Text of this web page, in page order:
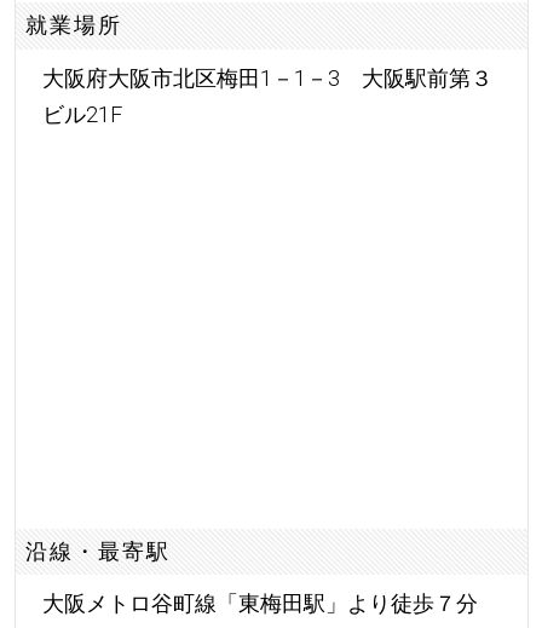
就業場所
大阪府大阪市北区梅田1－1－3 大阪駅前第３
ビル21F
沿線・最寄駅
大阪メトロ谷町線「東梅田駅」より徒歩７分